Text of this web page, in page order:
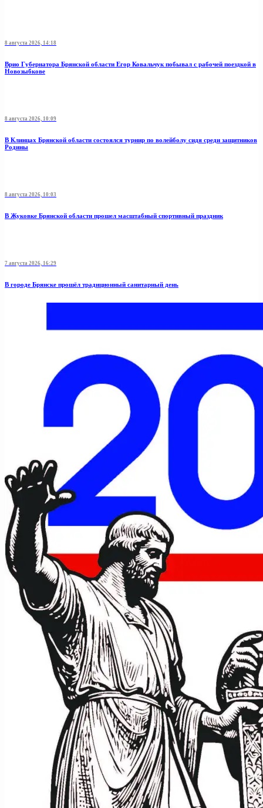
8 августа 2026, 14:18
Врио Губернатора Брянской области Егор Ковальчук побывал с рабочей поездкой в
Новозыбкове
8 августа 2026, 10:09
В Клинцах Брянской области состоялся турнир по волейболу сидя среди защитников
Родины
8 августа 2026, 10:03
В Жуковке Брянской области прошел масштабный спортивный праздник
7 августа 2026, 16:29
В городе Брянске прошёл традиционный санитарный день